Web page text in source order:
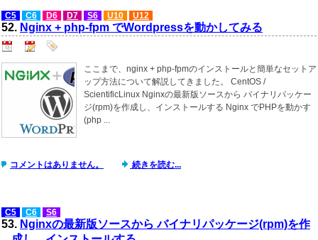
C5 C6 D6 D7 S6 U10 U12
52. Nginx + php-fpm でWordpressを動かしてみる
ここまで、nginx + php-fpmのインストールと簡単なセットア
ップ方法について解説してきました。 CentOS /
ScientificLinux Nginxの最新版ソースから バイナリパッケー
ジ(rpm)を作成し、インストールする Nginx でPHPを動かす
(php ...
コメントはありません。 続きを読む...
C5 C6 S6
53. Nginxの最新版ソースから バイナリパッケージ(rpm)を作